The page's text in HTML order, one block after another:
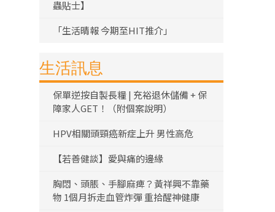
蟲貼士】
「生活晴報 今期至HIT推介」
生活訊息
保單逆按自製長糧 | 充裕退休儲備 + 保
障家人GET！（附個案說明）
HPV相關頭頸癌新症上升 男性高危
【若善健談】愛與痛的邊緣
胸悶、頭脹、手腳麻痺？黃祥興不靠藥
物 1個月拆走血管炸彈 重拾醒神健康